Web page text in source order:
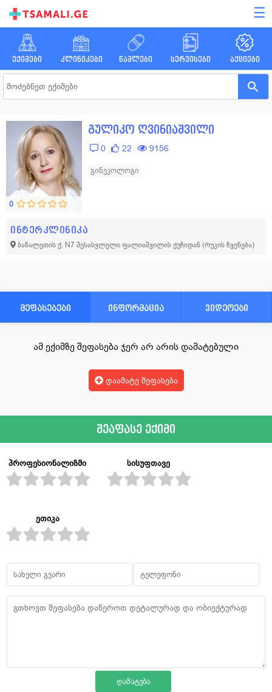
☰
ექიმები კლინიკები წამლები სერვისები აქციები
0
გულიკო ღვინიაშვილი
0 22 9156
გინეკოლოგი
ინტერკლინიკა
ბაზალეთის ქ. N7 შესასვლელი ფალიაშვილის ქუჩიდან (რუკის ჩვენება)
შეფასებები ინფორმაცია ვიდეოები
ამ ექიმზე შეფასება ჯერ არ არის დამატებული
დაამატე შეფასება
შეაფასე ექიმი
პროფესიონალიზმი სისუფთავე
ეთიკა